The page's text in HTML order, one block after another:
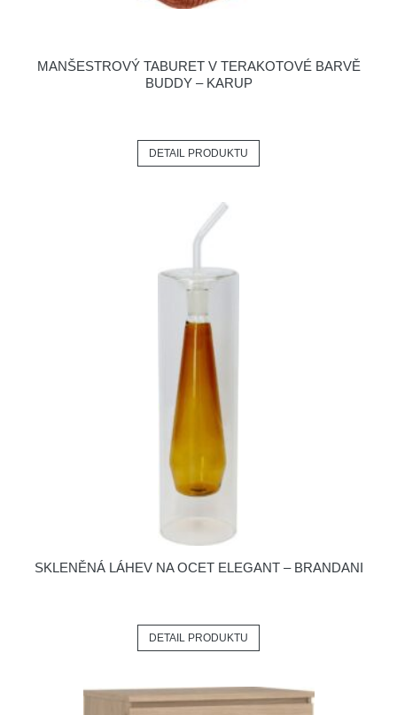
MANŠESTROVÝ TABURET V TERAKOTOVÉ BARVĚ
BUDDY – KARUP
DETAIL PRODUKTU
SKLENĚNÁ LÁHEV NA OCET ELEGANT – BRANDANI
DETAIL PRODUKTU